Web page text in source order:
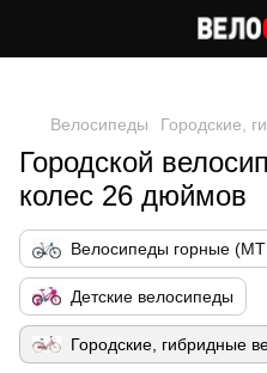
Велосипеды Городские,
Городской
колес 26 дюймов
Велосипеды горные
Детские велосипеды
Городские, гибридные